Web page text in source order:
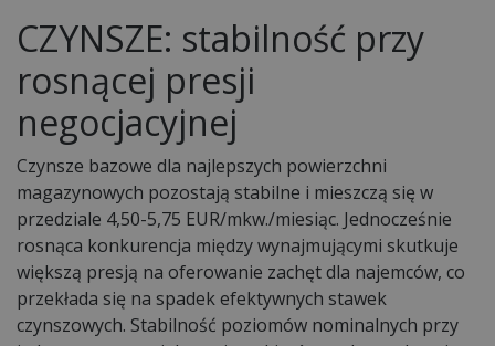
CZYNSZE: stabilność przy
rosnącej presji
negocjacyjnej
Czynsze bazowe dla najlepszych powierzchni
magazynowych pozostają stabilne i mieszczą się w
przedziale 4,50-5,75 EUR/mkw./miesiąc. Jednocześnie
rosnąca konkurencja między wynajmującymi skutkuje
większą presją na oferowanie zachęt dla najemców, co
przekłada się na spadek efektywnych stawek
czynszowych. Stabilność poziomów nominalnych przy